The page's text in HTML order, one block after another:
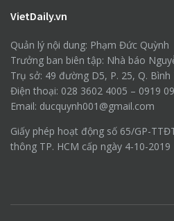
VietDaily.vn
Quản lý nội dung: Phạm Đức Quỳnh
Trưởng ban biên tập: Nhà báo
Trụ sở: 49 đường D5, P. 25, Q. Bình
Điện thoại: 028 3602 4005 – 0919
Email: ducquynh001@gmail.com
Giấy phép hoạt động số 65/GP-
thông TP. HCM cấp ngày 4-10-2019